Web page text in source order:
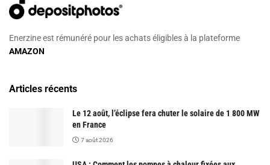
Enerzine est rémunéré pour les achats éligibles à la plateforme
AMAZON
Articles récents
Le 12 août, l’éclipse fera chuter le solaire de 1 800 MW
en France
7 août 2026